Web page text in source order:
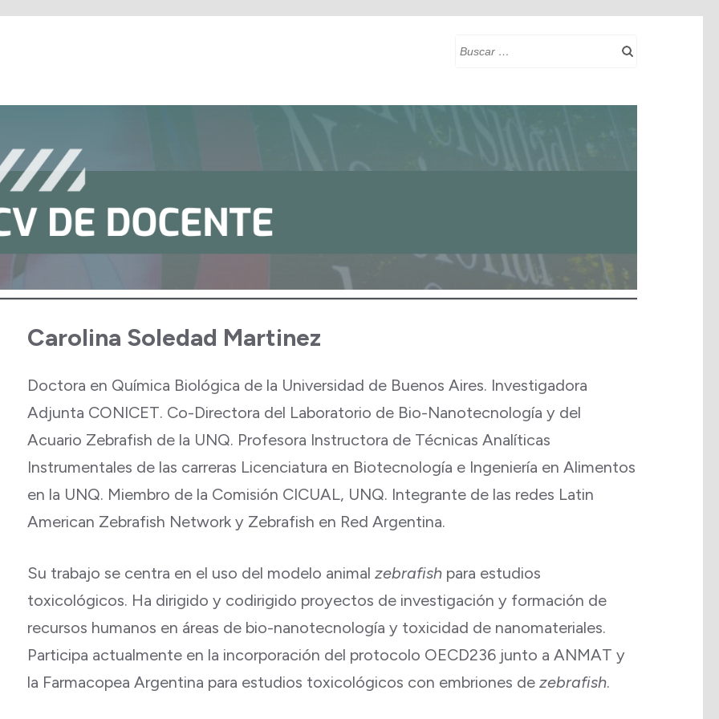
Buscar:
Carolina Soledad Martinez
Doctora en Química Biológica de la Universidad de Buenos Aires. Investigadora
Adjunta CONICET. Co-Directora del Laboratorio de Bio-Nanotecnología y del
Acuario Zebrafish de la UNQ. Profesora Instructora de Técnicas Analíticas
Instrumentales de las carreras Licenciatura en Biotecnología e Ingeniería en Alimentos
en la UNQ. Miembro de la Comisión CICUAL, UNQ. Integrante de las redes Latin
American Zebrafish Network y Zebrafish en Red Argentina.
Su trabajo se centra en el uso del modelo animal zebrafishpara estudios
toxicológicos. Ha dirigido y codirigido proyectos de investigación y formación de
recursos humanos en áreas de bio-nanotecnología y toxicidad de nanomateriales.
Participa actualmente en la incorporación del protocolo OECD236 junto a ANMAT y
la Farmacopea Argentina para estudios toxicológicos con embriones de zebrafish.